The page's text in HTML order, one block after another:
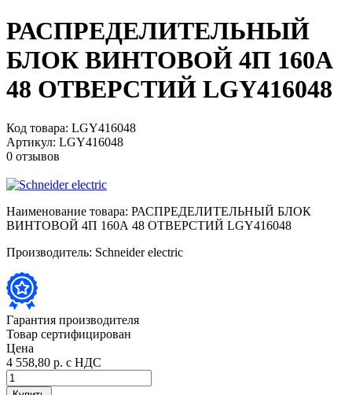
РАСПРЕДЕЛИТЕЛЬНЫЙ
БЛОК ВИНТОВОЙ 4П 160А
48 ОТВЕРСТИЙ LGY416048
Код товара: LGY416048
Артикул: LGY416048
0 отзывов
Наименование товара: РАСПРЕДЕЛИТЕЛЬНЫЙ БЛОК
ВИНТОВОЙ 4П 160А 48 ОТВЕРСТИЙ LGY416048
Производитель: Schneider electric
Гарантия производителя
Товар сертифицирован
Цена
4 558,80 р. с НДС